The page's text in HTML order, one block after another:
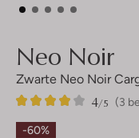
Neo Noir
Zwarte Neo Noir
(3
4/5
3
4
Sterren
-60%